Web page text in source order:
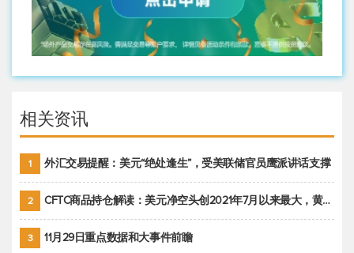
相关资讯
1 外汇交易提醒：美元“绝处逢生”，受美联储官员鹰派讲话支撑
2 CFTC商品持仓解读：美元净空头创2021年7月以来最大，黄金期货投机性净多头头寸减少
3 11月29日重点数据和大事件前瞻